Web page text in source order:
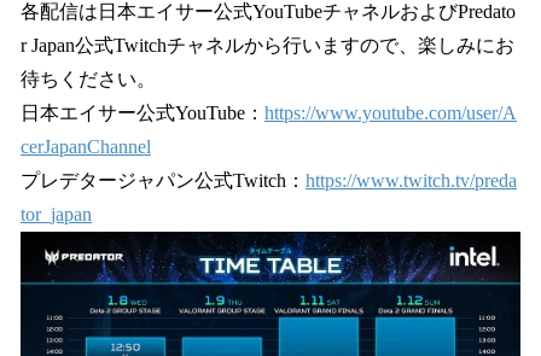
各配信は日本エイサー公式YouTubeチャネルおよびPredato
r Japan公式Twitchチャネルから行いますので、楽しみにお
待ちください。
日本エイサー公式YouTube： https://www.youtube.com/user/A
cerJapanChannel
プレデタージャパン公式Twitch： https://www.twitch.tv/preda
tor_japan